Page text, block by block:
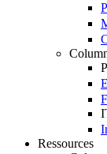
Ressources